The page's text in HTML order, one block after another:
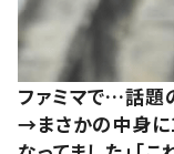
ファミマで…話題
→まさかの中身に